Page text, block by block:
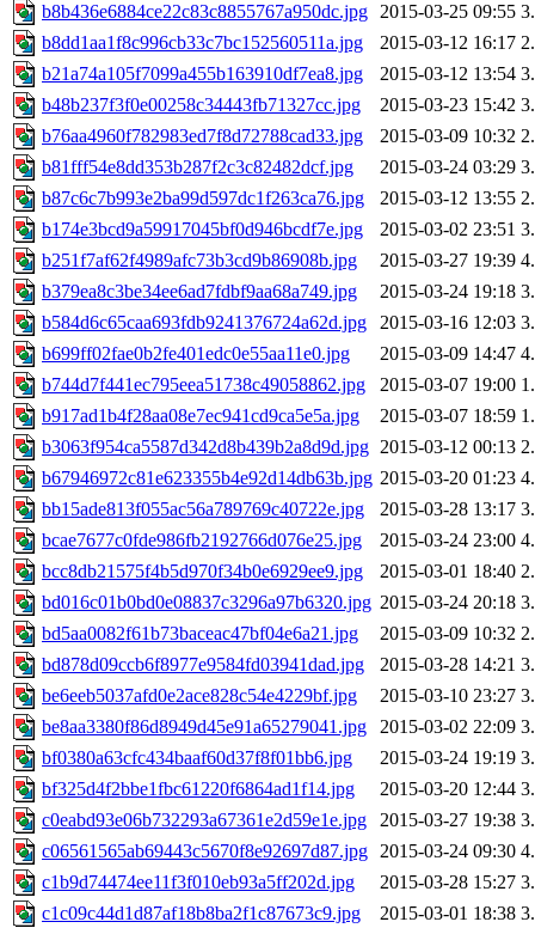
b8b436e6884ce22c83c8855767a950dc.jpg 2015-03-25 09:55
b8dd1aa1f8c996cb33c7bc152560511a.jpg
2015-03-12 16:17
b21a74a105f7099a455b163910df7ea8.jpg
2015-03-12 13:54
b48b237f3f0e00258c34443fb71327cc.jpg
2015-03-23 15:42
b76aa4960f782983ed7f8d72788cad33.jpg
2015-03-09 10:32
b81fff54e8dd353b287f2c3c82482dcf.jpg
2015-03-24 03:29
b87c6c7b993e2ba99d597dc1f263ca76.jpg
2015-03-12 13:55
b174e3bcd9a59917045bf0d946bcdf7e.jpg
2015-03-02 23:51
b251f7af62f4989afc73b3cd9b86908b.jpg
2015-03-27 19:39
b379ea8c3be34ee6ad7fdbf9aa68a749.jpg
2015-03-24 19:18
b584d6c65caa693fdb9241376724a62d.jpg
2015-03-16 12:03
b699ff02fae0b2fe401edc0e55aa11e0.jpg
2015-03-09 14:47
b744d7f441ec795eea51738c49058862.jpg
2015-03-07 19:00
b917ad1b4f28aa08e7ec941cd9ca5e5a.jpg
2015-03-07 18:59
b3063f954ca5587d342d8b439b2a8d9d.jpg 2015-03-12 00:13
b67946972c81e623355b4e92d14db63b.jpg 2015-03-20 01:23
bb15ade813f055ac56a789769c40722e.jpg
2015-03-28 13:17
bcae7677c0fde986fb2192766d076e25.jpg
2015-03-24 23:00
bcc8db21575f4b5d970f34b0e6929ee9.jpg
2015-03-01 18:40
bd016c01b0bd0e08837c3296a97b6320.jpg 2015-03-24 20:18
bd5aa0082f61b73baceac47bf04e6a21.jpg
2015-03-09 10:32
bd878d09ccb6f8977e9584fd03941dad.jpg
2015-03-28 14:21
be6eeb5037afd0e2ace828c54e4229bf.jpg
2015-03-10 23:27
be8aa3380f86d8949d45e91a65279041.jpg
2015-03-02 22:09
bf0380a63cfc434baaf60d37f8f01bb6.jpg
2015-03-24 19:19
bf325d4f2bbe1fbc61220f6864ad1f14.jpg
2015-03-20 12:44
c0eabd93e06b732293a67361e2d59e1e.jpg
2015-03-27 19:38
c06561565ab69443c5670f8e92697d87.jpg 2015-03-24 09:30
c1b9d74474ee11f3f010eb93a5ff202d.jpg
2015-03-28 15:27
c1c09c44d1d87af18b8ba2f1c87673c9.jpg
2015-03-01 18:38